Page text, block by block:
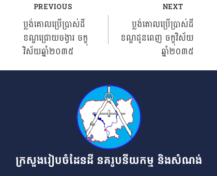
Post
navigation
PREVIOUS
ប្លង់គោលប្រើប្រាស់ដី
ខណ្ឌជ្រោយចង្វារ ចក្ខុ
វិស័យឆ្នាំ២០៣៥
NEXT
ប្លង់គោលប្រើប្រាស់ដី
ខណ្ឌដូនពេញ ចក្ខុវិស័យ
ឆ្នាំ២០៣៥
ក្រសួងរៀបចំដែនដី នគរូបនីយកម្ម និងសំណង់